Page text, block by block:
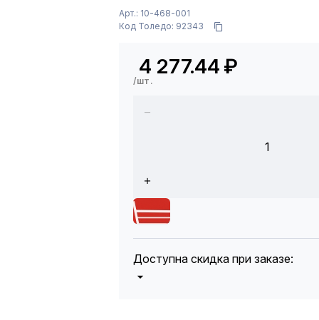
Арт.: 10-468-001
Код Толедо: 92343
4 277.44 ₽
/шт.
1
Доступна скидка при заказе: